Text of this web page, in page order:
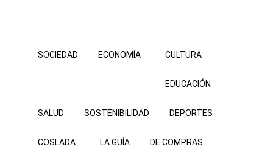
SOCIEDAD ECONOMÍA CULTURA
EDUCACIÓN
SALUD SOSTENIBILIDAD DEPORTES
COSLADA LA GUÍA DE COMPRAS